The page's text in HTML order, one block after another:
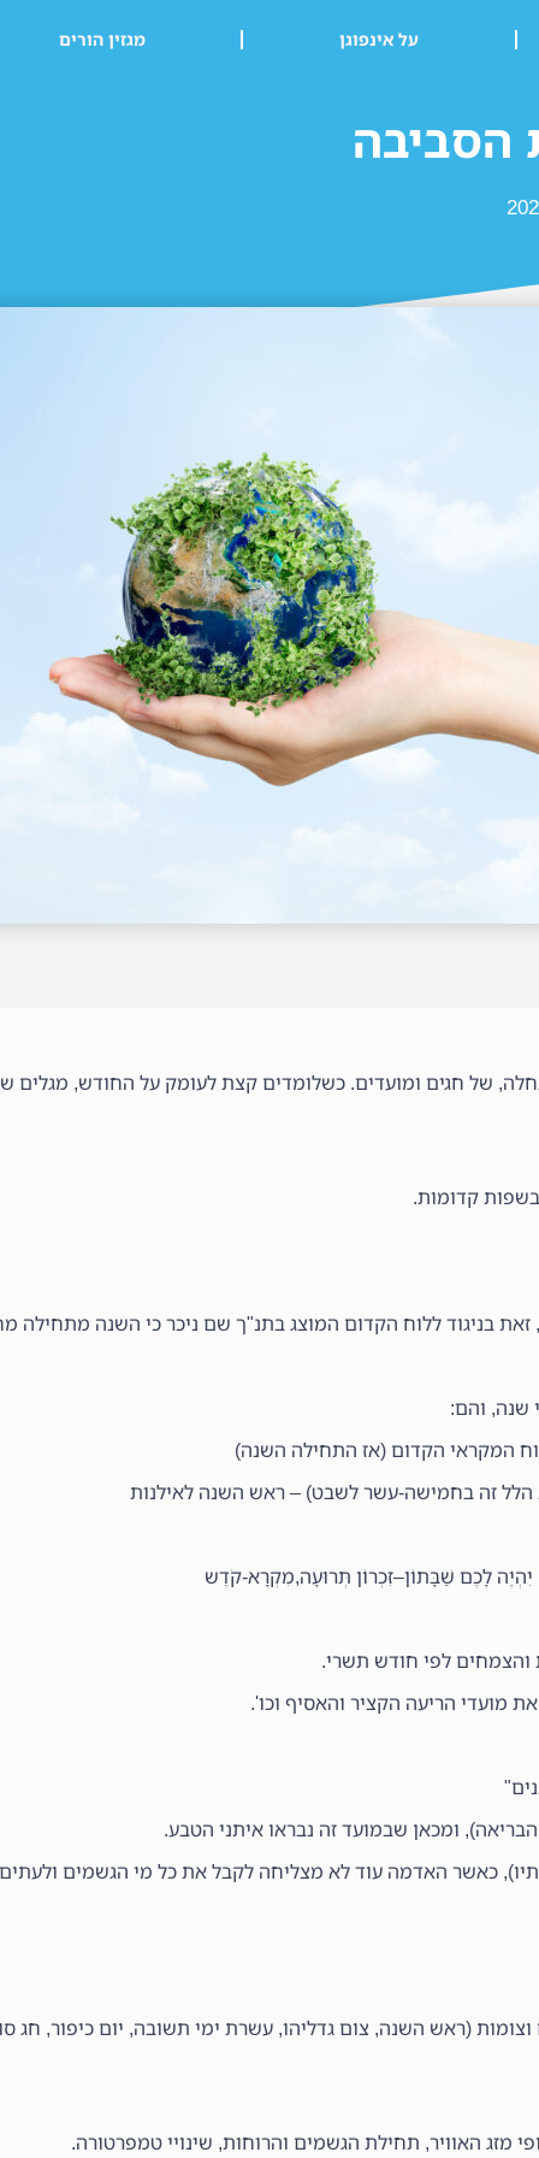
על אינפוגן מגזין הורים
הסביבה
של חגים ומועדים. כשלומדים קצת לעומק על החודש, מגלים
קדומות.
בניגוד ללוח הקדום המוצג בתנ"ך שם ניכר כי השנה מתחילה
שנה, והם:
המקראי הקדום (אז התחילה השנה)
הלל זה בחמישה-עשר לשבט) – ראש השנה לאילנות
לָכֶם שַׁבָּתוֹן–זִכְרוֹן תְּרוּעָה,מִקְרָא-קֹדֶש
והצמחים לפי חודש תשרי.
מועדי הריעה הקציר והאסיף וכו'.
ומכאן שבמועד זה נבראו איתני הטבע.
כאשר האדמה עוד לא מצליחה לקבל את כל מי הגשמים
(ראש השנה, צום גדליהו, עשרת ימי תשובה, יום כיפור, חג
מזג האוויר, תחילת הגשמים והרוחות, שינויי טמפרטורה.